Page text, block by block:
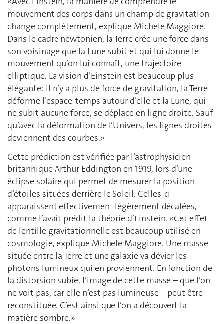
mouvement des corps dans un champ de gravitation
change complètement, explique Michele Maggiore.
Dans le cadre newtonien, la Terre crée une force dans
son voisinage que la Lune subit et qui lui donne le
mouvement qu’on lui connaît, une trajectoire
elliptique. La vision d’Einstein est beaucoup plus
élégante: il n’y a plus de force de gravitation, la Terre
déforme ­l’espace-temps autour d’elle et la Lune, qui
ne subit aucune force, se déplace en ligne droite. Sauf
qu’avec la déformation de l’Univers, les lignes droites
deviennent des courbes.»
Cette prédiction est vérifiée par l’astrophysicien
britannique Arthur Eddington en 1919, lors d’une
éclipse solaire qui permet de mesurer la position
d’étoiles situées derrière le Soleil. Celles-ci
apparaissent effectivement légèrement décalées,
comme l’avait prédit la théorie d’Einstein. «Cet effet
de lentille gravitationnelle est beaucoup utilisé en
cosmologie, explique Michele Maggiore. Une masse
située entre la Terre et une galaxie va dévier les
photons lumineux qui en proviennent. En fonction de
la distorsion subie, l’image de cette masse – que l’on
ne voit pas, car elle n’est pas lumineuse – peut être
reconstituée. C’est ainsi que l’on a découvert la
matière sombre.»